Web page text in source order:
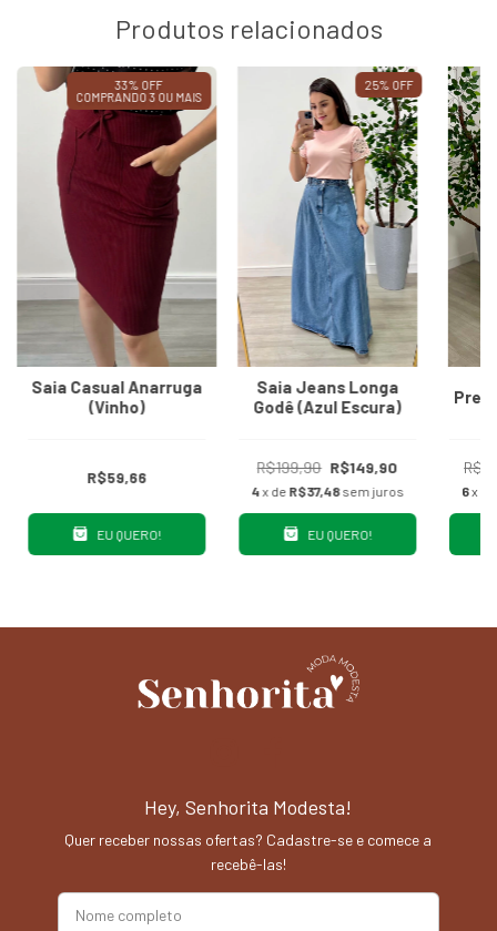
Produtos relacionados
33% OFF
COMPRANDO 3 OU MAIS
Saia Casual Anarruga
(Vinho)
R$59,66
EU QUERO!
25% OFF
Saia Jeans Longa
Godê (Azul Escura)
R$199,90 R$149,90
4x de R$37,48sem juros
EU QUERO!
6x
Hey, Senhorita Modesta!
Quer receber nossas ofertas? Cadastre-se e comece a
recebê-las!